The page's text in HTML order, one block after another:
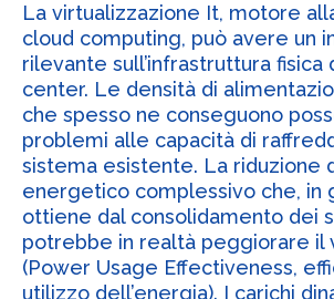
La virtualizzazione It, motore
cloud computing, può avere un
rilevante sull’infrastruttura fisica
center. Le densità di
che spesso ne conseguono
problemi alle capacità di
sistema esistente. La riduzione
energetico complessivo che, in
ottiene dal consolidamento dei
potrebbe in realtà peggiorare il
(Power Usage Effectiveness,
utilizzo dell’energia). I carichi